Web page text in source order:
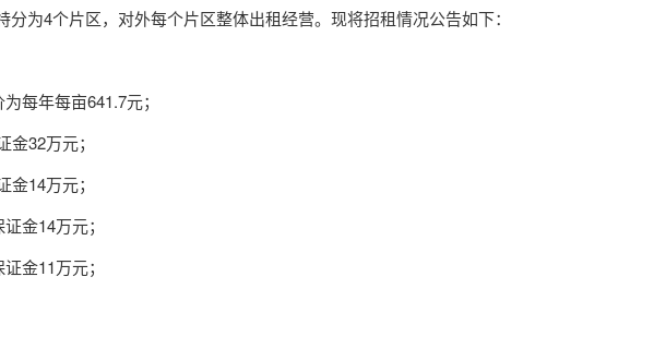
为4个片区，对外每个片区整体出租经营。现将招租情况公告如下：
每年每亩641.7元；
32万元；
14万元；
金14万元；
金11万元；